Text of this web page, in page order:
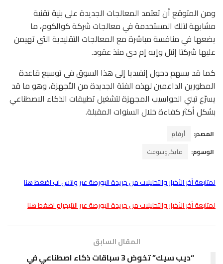
ومن المتوقع أن تعتمد المعالجات الجديدة على بنية تقنية
مشابهة لتلك المستخدمة في معالجات شركة كوالكوم، ما
يضعها في منافسة مباشرة مع المعالجات التقليدية التي تهيمن
عليها شركتا إنتل وإيه إم دي منذ عقود.
كما قد يسهم دخول إنفيديا إلى هذا السوق في توسيع قاعدة
المطورين الداعمين لهذه الفئة الجديدة من الأجهزة، وهو ما قد
يسرّع تبني الحواسيب المجهزة لتشغيل تطبيقات الذكاء الاصطناعي
بشكل أكثر كفاءة خلال السنوات المقبلة.
المصدر:
أرقام
الوسوم:
مايكروسوفت
لمتابعة أخر الأخبار والتحليلات من جريدة البورصة عبر واتس اب اضغط هنا
لمتابعة أخر الأخبار والتحليلات من جريدة البورصة عبر التليجرام اضغط هنا
المقال السابق
“ديب سيك” تخوض 3 سباقات ذكاء اصطناعي في